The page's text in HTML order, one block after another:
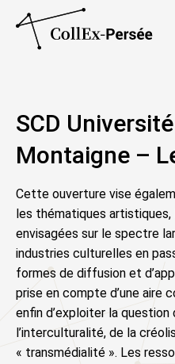
SCD
Montaigne –
Cette ouverture vise
les thématiques
envisagées sur le spectre
industries culturelles en
formes de diffusion et
prise en compte d’une aire
enfin d’exploiter la question
l’interculturalité, de la
« transmédialité ». Les